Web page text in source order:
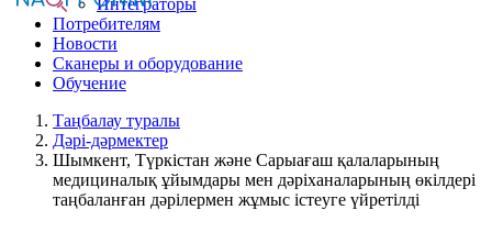
Интеграторы
Потребителям
Новости
Сканеры и оборудование
Обучение
Таңбалау туралы
Дәрі-дәрмектер
Шымкент, Түркістан және Сарыағаш қалаларының
медициналық ұйымдары мен дәріханаларының өкілдері
таңбаланған дәрілермен жұмыс істеуге үйретілді